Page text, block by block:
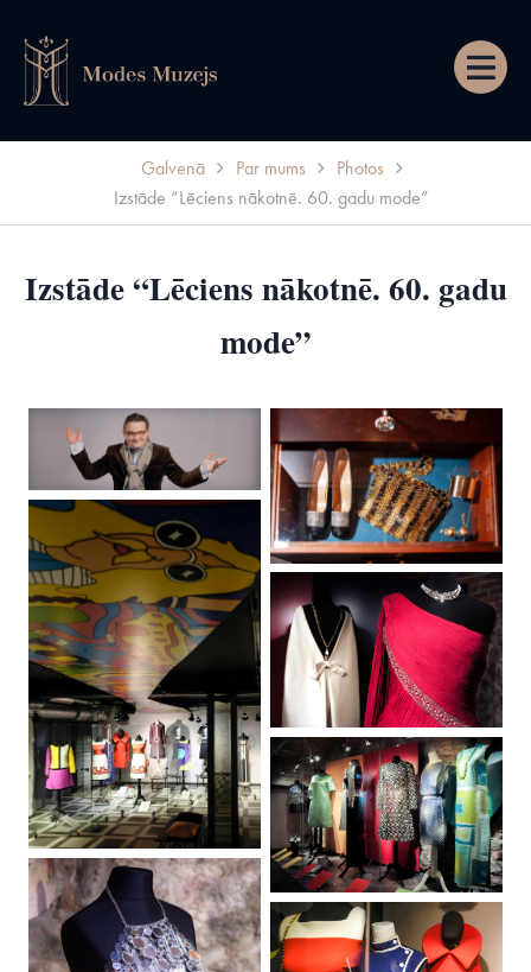
Galvenā Par mums
Photos
Izstāde “Lēciens nākotnē. 60. gadu mode”
Izstāde “Lēciens nākotnē. 60. gadu
mode”